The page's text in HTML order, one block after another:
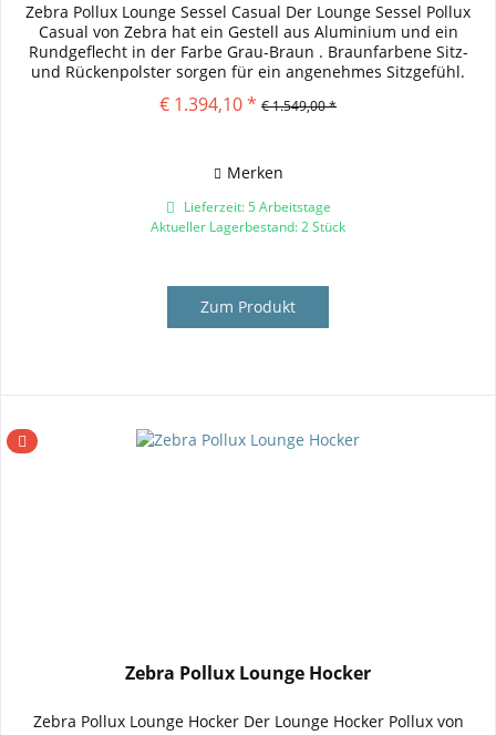
Zebra Pollux Lounge Sessel Casual Der Lounge Sessel Pollux
Casual von Zebra hat ein Gestell aus Aluminium und ein
Rundgeflecht in der Farbe Grau-Braun . Braunfarbene Sitz-
und Rückenpolster sorgen für ein angenehmes Sitzgefühl.
Die...
€ 1.394,10 * € 1.549,00 *
Merken
Lieferzeit: 5 Arbeitstage
Aktueller Lagerbestand: 2 Stück
Zum Produkt
Zebra Pollux Lounge Hocker
Zebra Pollux Lounge Hocker Der Lounge Hocker Pollux von